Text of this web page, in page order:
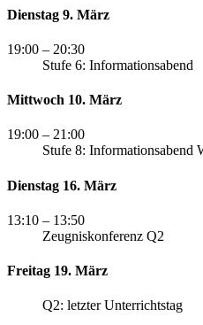
Dienstag 9. März
19:00 – 20:30
Stufe 6: Informationsabend
Mittwoch 10. März
19:00 – 21:00
Stufe 8: Informationsabend
Dienstag 16. März
13:10 – 13:50
Zeugniskonferenz Q2
Freitag 19. März
Q2: letzter Unterrichtstag